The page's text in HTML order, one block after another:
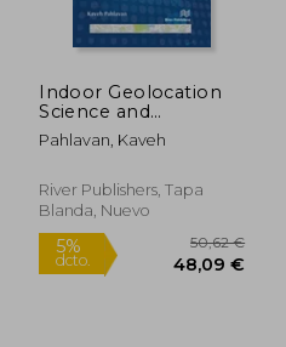
5%
dcto. 12,42 €
Indoor Geolocation
Science and
Technology: At the
Emergence of Smart
Inglés)
Pahlavan, Kaveh
River Publishers, Tapa
Blanda, Nuevo